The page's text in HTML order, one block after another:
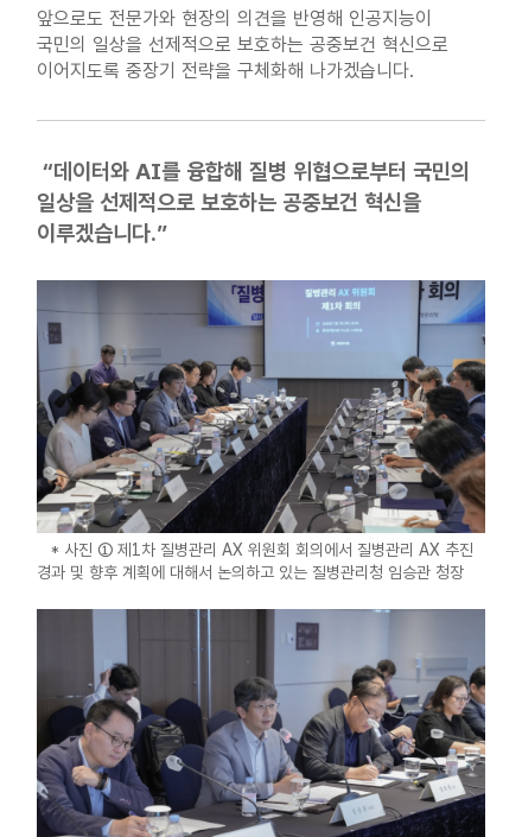
앞으로도 전문가와 현장의 의견을 반영해 인공지능이
국민의 일상을 선제적으로 보호하는 공중보건 혁신으로
이어지도록 중장기 전략을 구체화해 나가겠습니다.
“데이터와 AI를 융합해 질병 위협으로부터 국민의
일상을 선제적으로 보호하는 공중보건 혁신을
이루겠습니다.”
* 사진 ① 제1차 질병관리 AX 위원회 회의에서 질병관리 AX 추진
경과 및 향후 계획에 대해서 논의하고 있는 질병관리청 임승관 청장